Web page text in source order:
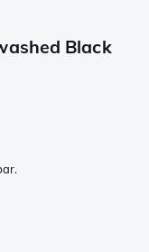
Black